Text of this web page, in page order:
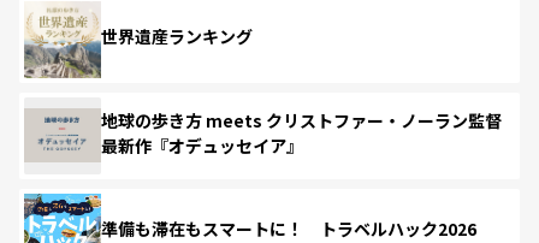
世界遺産ランキング
地球の歩き方 meets クリストファー・ノーラン監督
最新作『オデュッセイア』
準備も滞在もスマートに！ トラベルハック2026